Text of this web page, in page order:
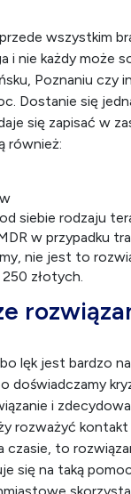
wszystkim
nie każdy może
Poznaniu czy
Dostanie się
się zapisać w
również:
siebie rodzaju
w przypadku
nie jest to
złotych.
lęk jest bardzo
doświadczamy
i
rozważyć kontakt
czasie, to
się na taką